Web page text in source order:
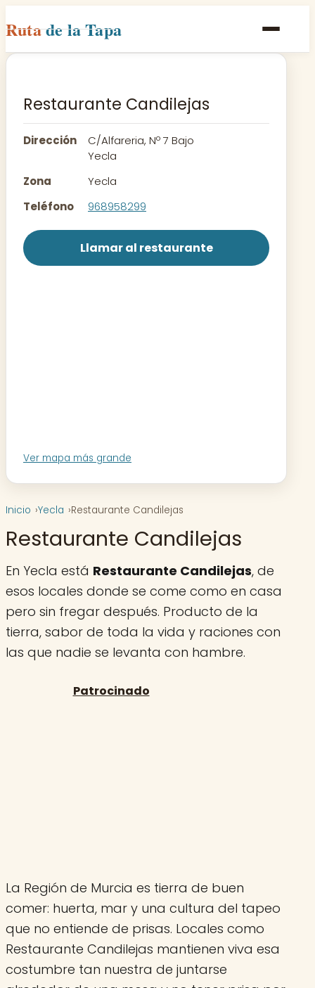
Rutade la Tapa
Inicio
Rutas
Contacto
Restaurante Candilejas
Dirección
C/Alfareria, Nº 7 Bajo
Yecla
Zona
Yecla
Teléfono
968958299
Llamar al restaurante
Ver mapa más grande
Inicio Yecla Restaurante Candilejas
Restaurante Candilejas
En Yecla está Restaurante Candilejas, de
esos locales donde se come como en casa
pero sin fregar después. Producto de la
tierra, sabor de toda la vida y raciones con
las que nadie se levanta con hambre.
La Región de Murcia es tierra de buen
comer: huerta, mar y una cultura del tapeo
que no entiende de prisas. Locales como
Restaurante Candilejas mantienen viva esa
costumbre tan nuestra de juntarse